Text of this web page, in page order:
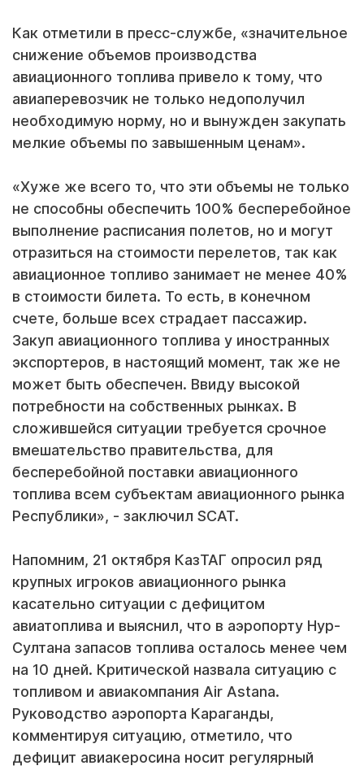
Как отметили в пресс-службе, «значительное
снижение объемов производства
авиационного топлива привело к тому, что
авиаперевозчик не только недополучил
необходимую норму, но и вынужден закупать
мелкие объемы по завышенным ценам».
«Хуже же всего то, что эти объемы не только
не способны обеспечить 100% бесперебойное
выполнение расписания полетов, но и могут
отразиться на стоимости перелетов, так как
авиационное топливо занимает не менее 40%
в стоимости билета. То есть, в конечном
счете, больше всех страдает пассажир.
Закуп авиационного топлива у иностранных
экспортеров, в настоящий момент, так же не
может быть обеспечен. Ввиду высокой
потребности на собственных рынках. В
сложившейся ситуации требуется срочное
вмешательство правительства, для
бесперебойной поставки авиационного
топлива всем субъектам авиационного рынка
Республики», - заключил SCAT.
Напомним, 21 октября КазТАГ опросил ряд
крупных игроков авиационного рынка
касательно ситуации с дефицитом
авиатоплива и выяснил, что в аэропорту Нур-
Султана запасов топлива осталось менее чем
на 10 дней. Критической назвала ситуацию с
топливом и авиакомпания Air Astana.
Руководство аэропорта Караганды,
комментируя ситуацию, отметило, что
дефицит авиакеросина носит регулярный